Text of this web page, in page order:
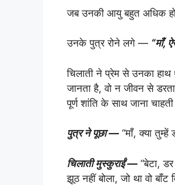
जब उनकी आयु बहुत अधिक हो
उनके पुत्र रोने लगे — “माँ,
चिलाती ने प्रेम से उनका हाथ
जानता है, वो न जीवन से
पूर्ण शांति के साथ जाना
पुत्र ने पूछा —“माँ, क्या तुम्हें
चिलाती मुस्कुराईं —“बेटा,
झूठ नहीं बोला, जो था वो बाँट